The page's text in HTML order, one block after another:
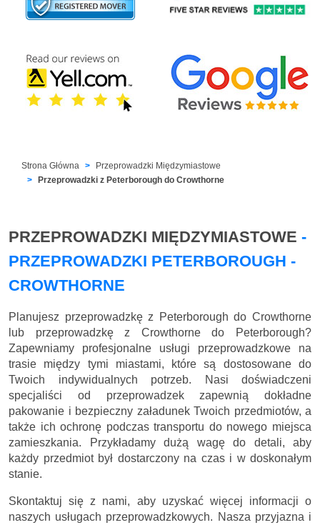
Strona Główna
Przeprowadzki Międzymiastowe
Przeprowadzki z Peterborough do Crowthorne
PRZEPROWADZKI MIĘDZYMIASTOWE -
PRZEPROWADZKI PETERBOROUGH -
CROWTHORNE
Planujesz przeprowadzkę z Peterborough do Crowthorne
lub przeprowadzkę z Crowthorne do Peterborough?
Zapewniamy profesjonalne usługi przeprowadzkowe na
trasie między tymi miastami, które są dostosowane do
Twoich indywidualnych potrzeb. Nasi doświadczeni
specjaliści od przeprowadzek zapewnią dokładne
pakowanie i bezpieczny załadunek Twoich przedmiotów, a
także ich ochronę podczas transportu do nowego miejsca
zamieszkania. Przykładamy dużą wagę do detali, aby
każdy przedmiot był dostarczony na czas i w doskonałym
stanie.
Skontaktuj się z nami, aby uzyskać więcej informacji o
naszych usługach przeprowadzkowych. Nasza przyjazna i